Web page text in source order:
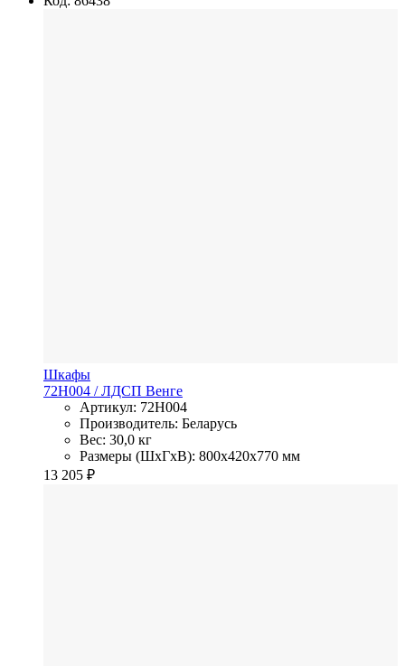
Шкафы
72H004 / ЛДСП Венге
Артикул: 72H004
Производитель: Беларусь
Вес: 30,0 кг
Размеры (ШхГхВ): 800x420x770 мм
13 205 ₽